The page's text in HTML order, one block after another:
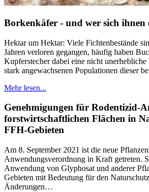
Borkenkäfer - und wer sich ihnen
Hektar um Hektar: Viele Fichtenbestände
Jahren verloren gegangen, häufig haben
Kupferstecher dabei eine nicht
stark angewachsenen Populationen dieser
Mehr lesen...
Genehmigungen für Rodentizid-
forstwirtschaftlichen Flächen in
FFH-Gebieten
Am 8. September 2021 ist die neue
Anwendungsverordnung in Kraft getreten.
Anwendung von Glyphosat und anderer
Gebieten mit Bedeutung für den
Änderungen…